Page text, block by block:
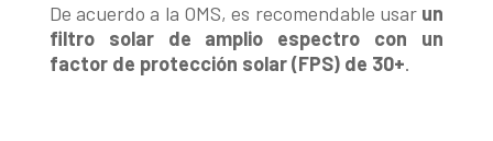
De acuerdo a la OMS, es recomendable usar un
filtro solar de amplio espectro con un
factor de protección solar (FPS) de 30+.